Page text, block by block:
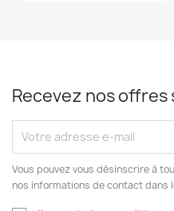
Recevez nos offres
Vous pouvez vous désinscrire à
nos informations de contact